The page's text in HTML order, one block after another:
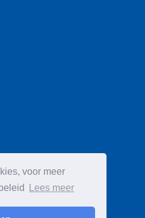
voor meer
Lees meer